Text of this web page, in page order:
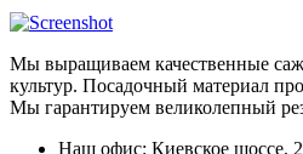
Опции
можно
Мы выращиваем качественные
культур. Посадочный материал
Мы гарантируем великолепный
Наш офис: Киевское шоссе,